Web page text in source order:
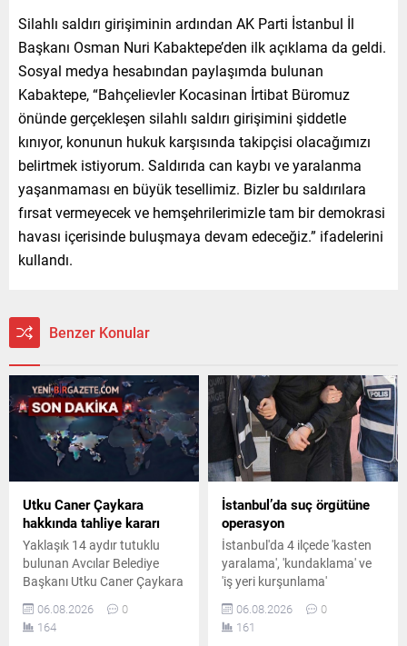
Silahlı saldırı girişiminin ardından AK Parti İstanbul İl
Başkanı Osman Nuri Kabaktepe’den ilk açıklama da geldi.
Sosyal medya hesabından paylaşımda bulunan
Kabaktepe, “Bahçelievler Kocasinan İrtibat Büromuz
önünde gerçekleşen silahlı saldırı girişimini şiddetle
kınıyor, konunun hukuk karşısında takipçisi olacağımızı
belirtmek istiyorum. Saldırıda can kaybı ve yaralanma
yaşanmaması en büyük tesellimiz. Bizler bu saldırılara
fırsat vermeyecek ve hemşehrilerimizle tam bir demokrasi
havası içerisinde buluşmaya devam edeceğiz.” ifadelerini
kullandı.
Benzer Konular
Utku Caner Çaykara
hakkında tahliye kararı
Yaklaşık 14 aydır tutuklu
bulunan Avcılar Belediye
Başkanı Utku Caner Çaykara
hakkında tahliye kararı
verildi. Kararın ardından
yargı sürecinin tutuksuz
06.08.2026
0
164
İstanbul’da suç örgütüne
operasyon
İstanbul'da 4 ilçede 'kasten
yaralama', 'kundaklama' ve
'iş yeri kurşunlama'
olaylarına karıştıkları
belirlenen suç örgütüne
yönelik düzenlenen
06.08.2026
0
161